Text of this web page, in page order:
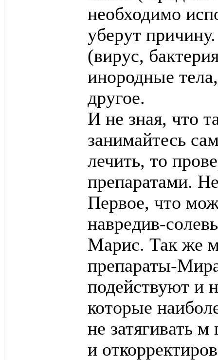
необходимо
уберут
(вирус,
инородные
другое.
И не зная, что
занимайтесь
лечить, то
препаратами.
Первое, что
навредив-
Марис. Так же
препараты-
подействуют и
которые
не затягивать
и